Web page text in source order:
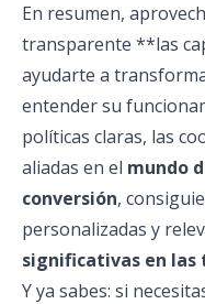
En resumen,
transparente **las
ayudarte a
entender su
políticas claras, las
aliadas en el mundo
conversión,
personalizadas y
significativas en las
Y ya sabes: si